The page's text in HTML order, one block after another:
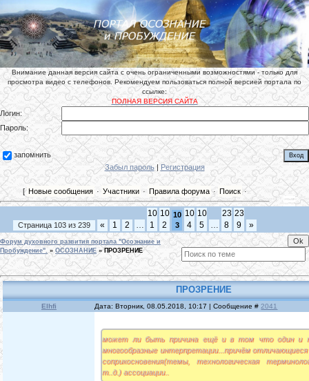
Внимание данная версия сайта с очень ограниченными возможностями - только для
просмотра видео с телефонов. Рекомендуем пользоваться полной версией портала по
ссылке:
ПОЛНАЯ ВЕРСИЯ САЙТА
Логин:
Пароль:
запомнить
Забыл пароль| Регистрация
[ Новые сообщения · Участники · Правила форума · Поиск·
Страница 103 из 239 « 1 2 …
10
1
10
2
10
3
10
4
10
5
…
23
8
23
9
»
Форум духовного развития портала "Осознание и
Пробуждение". » ОСОЗНАНИЕ » ПРОЗРЕНИЕ
ПРОЗРЕНИЕ
Elhfi Дата: Вторник, 08.05.2018, 10:17 | Сообщение #2041
может ли быть причина ещё и в том что один и
многообразные интерпретации...причём
соприкосновения(темы, технологическая
т..д.) ассоциации..